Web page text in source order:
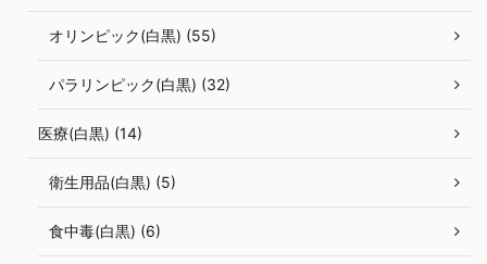
オリンピック(白黒) (55)
パラリンピック(白黒) (32)
医療(白黒) (14)
衛生用品(白黒) (5)
食中毒(白黒) (6)